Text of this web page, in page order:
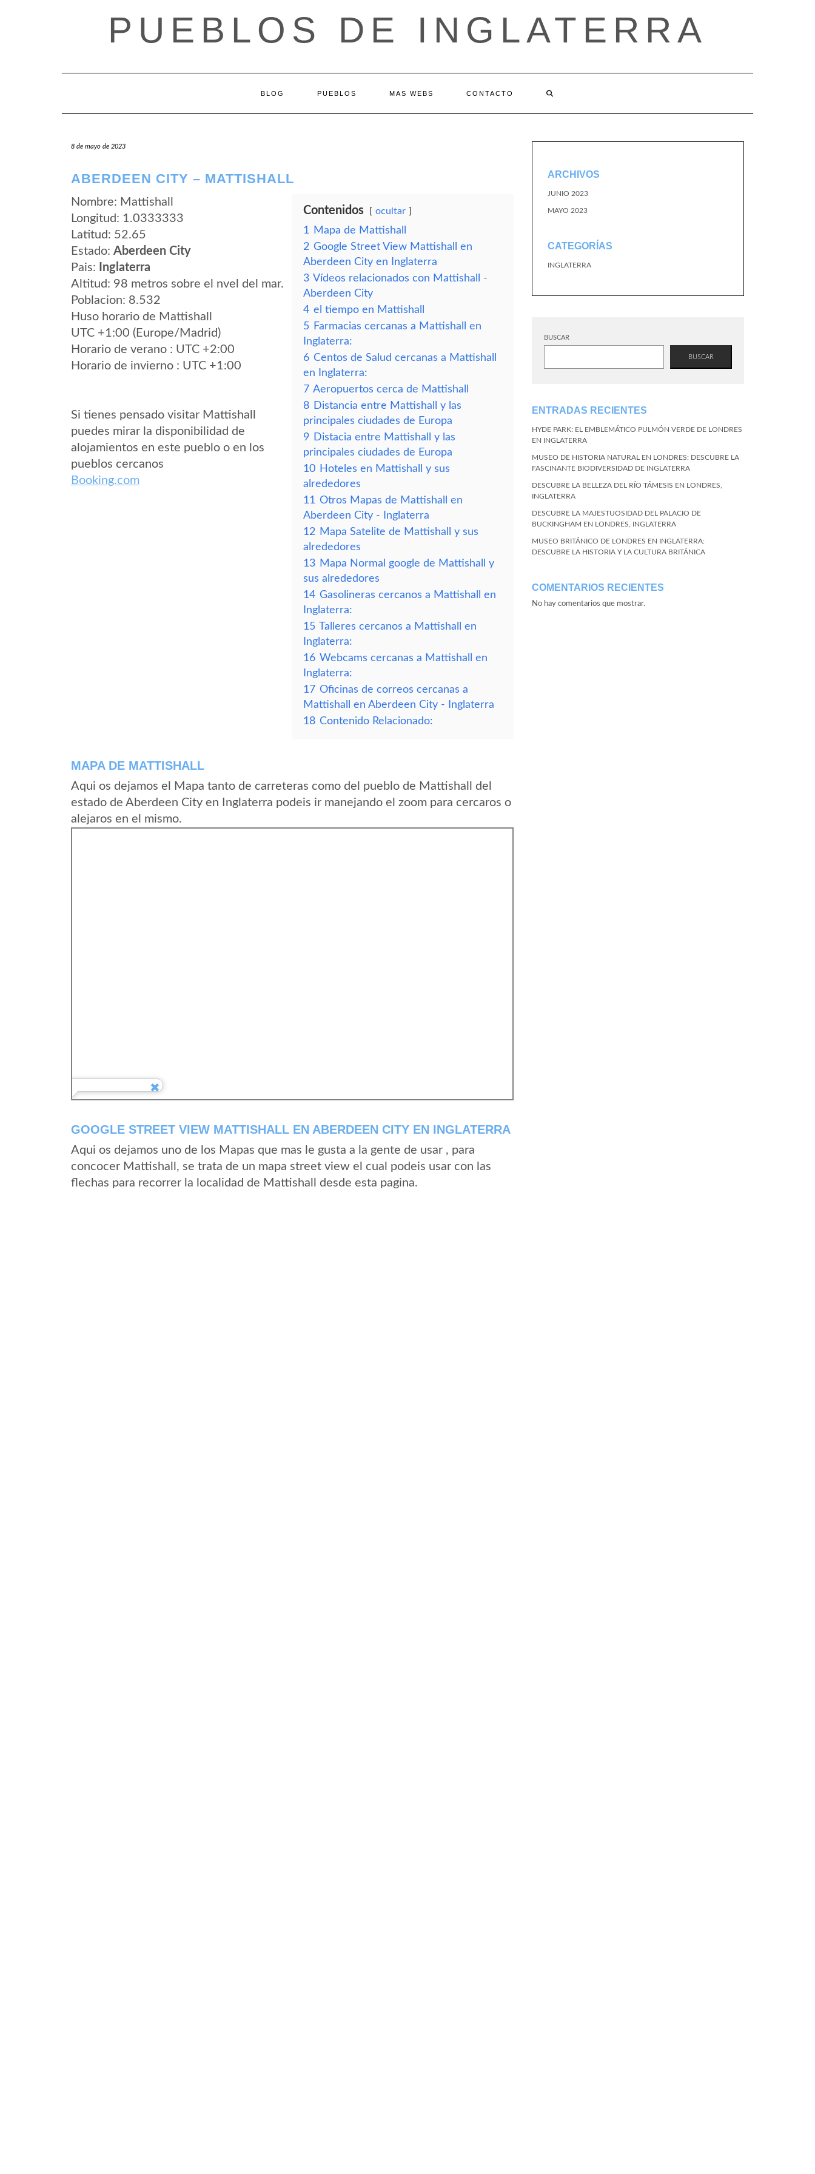
PUEBLOS DE INGLATERRA
BLOG PUEBLOS MAS WEBS CONTACTO
8 de mayo de 2023
ABERDEEN CITY – MATTISHALL
Nombre: Mattishall
Longitud: 1.0333333
Latitud: 52.65
Estado: Aberdeen City
Pais:
Inglaterra
Altitud: 98 metros sobre el nvel del mar.
Poblacion: 8.532
Huso horario de Mattishall
UTC +1:00 (Europe/Madrid)
Horario de verano : UTC +2:00
Horario de invierno : UTC +1:00
Si tienes pensado visitar Mattishall
puedes mirar la disponibilidad de
alojamientos en este pueblo o en los
pueblos cercanos
Booking.com
Contenidos ocultar
1
Mapa de Mattishall
2 Google Street View Mattishall en
Aberdeen City en Inglaterra
3 Vídeos relacionados con Mattishall -
Aberdeen City
4 el tiempo en Mattishall
5 Farmacias cercanas a Mattishall en
Inglaterra:
6 Centos de Salud cercanas a Mattishall
en Inglaterra:
7 Aeropuertos cerca de Mattishall
8 Distancia entre Mattishall y las
principales ciudades de Europa
9 Distacia entre Mattishall y las
principales ciudades de Europa
10 Hoteles en Mattishall y sus
alrededores
11 Otros Mapas de Mattishall en
Aberdeen City - Inglaterra
12 Mapa Satelite de Mattishall y sus
alrededores
13 Mapa Normal google de Mattishall y
sus alrededores
14 Gasolineras cercanos a Mattishall en
Inglaterra:
15 Talleres cercanos a Mattishall en
Inglaterra:
16 Webcams cercanas a Mattishall en
Inglaterra:
17 Oficinas de correos cercanas a
Mattishall en Aberdeen City - Inglaterra
18 Contenido Relacionado:
MAPA DE MATTISHALL
Aqui os dejamos el Mapa tanto de carreteras como del pueblo de Mattishall del
estado de Aberdeen City en Inglaterra podeis ir manejando el zoom para cercaros o
alejaros en el mismo.
GOOGLE STREET VIEW MATTISHALL EN ABERDEEN CITY EN INGLATERRA
Aqui os dejamos uno de los Mapas que mas le gusta a la gente de usar , para
concocer Mattishall, se trata de un mapa street view el cual podeis usar con las
flechas para recorrer la localidad de Mattishall desde esta pagina.
ARCHIVOS
JUNIO 2023
MAYO 2023
CATEGORÍAS
INGLATERRA
BUSCAR
BUSCAR
ENTRADAS RECIENTES
HYDE PARK: EL EMBLEMÁTICO PULMÓN VERDE DE LONDRES
EN INGLATERRA
MUSEO DE HISTORIA NATURAL EN LONDRES: DESCUBRE LA
FASCINANTE BIODIVERSIDAD DE INGLATERRA
DESCUBRE LA BELLEZA DEL RÍO TÁMESIS EN LONDRES,
INGLATERRA
DESCUBRE LA MAJESTUOSIDAD DEL PALACIO DE
BUCKINGHAM EN LONDRES, INGLATERRA
MUSEO BRITÁNICO DE LONDRES EN INGLATERRA:
DESCUBRE LA HISTORIA Y LA CULTURA BRITÁNICA
COMENTARIOS RECIENTES
No hay comentarios que mostrar.